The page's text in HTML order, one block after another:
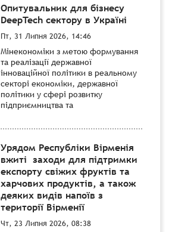
Опитувальник для бізнесу
DeepTech сектору в Україні
Пт, 31 Липня 2026, 14:46
Мінекономіки з метою формування
та реалізації державної
інноваційної політики в реальному
секторі економіки, державної
політики у сфері розвитку
підприємництва та
Урядом Республіки Вірменія
вжиті заходи для підтримки
експорту свіжих фруктів та
харчових продуктів, а також
деяких видів напоїв з
території Вірменії
Чт, 23 Липня 2026, 08:38